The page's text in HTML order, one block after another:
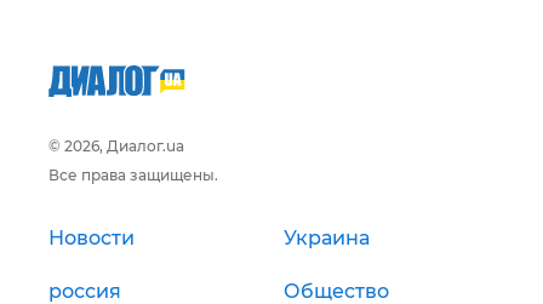
© 2026, Диалог.ua
Все права защищены.
Новости Украина
россия Общество